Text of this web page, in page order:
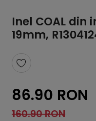
Inel COAL din
19mm,
86.90 RON
160.90 RON